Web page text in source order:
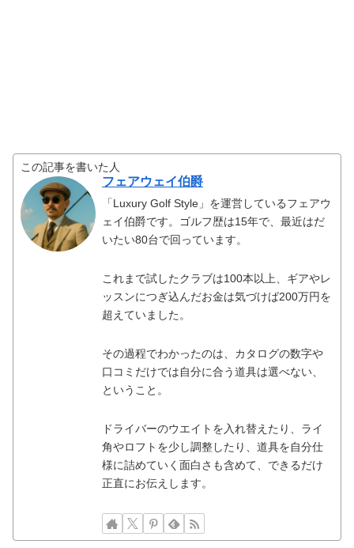
この記事を書いた人
フェアウェイ伯爵
「Luxury Golf Style」を運営しているフェアウ
ェイ伯爵です。ゴルフ歴は15年で、最近はだ
いたい80台で回っています。
これまで試したクラブは100本以上、ギアやレ
ッスンにつぎ込んだお金は気づけば200万円を
超えていました。
その過程でわかったのは、カタログの数字や
口コミだけでは自分に合う道具は選べない、
ということ。
ドライバーのウエイトを入れ替えたり、ライ
角やロフトを少し調整したり、道具を自分仕
様に詰めていく面白さも含めて、できるだけ
正直にお伝えします。